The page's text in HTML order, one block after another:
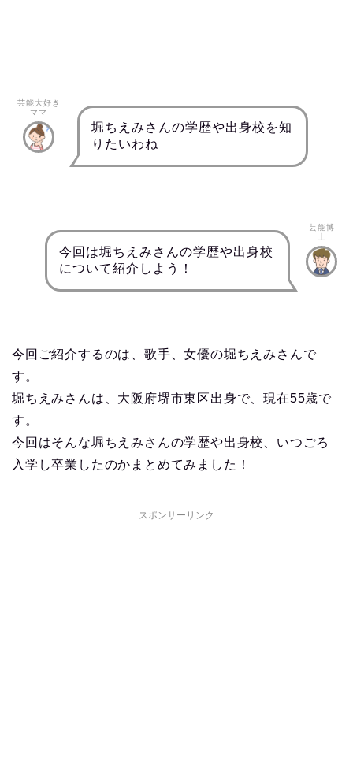
芸能大好き
ママ
堀ちえみさんの学歴や出身校を知
りたいわね
今回は堀ちえみさんの学歴や出身校
について紹介しよう！
芸能博
士
今回ご紹介するのは、歌手、女優の堀ちえみさんで
す。
堀ちえみさんは、大阪府堺市東区出身で、現在55歳で
す。
今回はそんな堀ちえみさんの学歴や出身校、いつごろ
入学し卒業したのかまとめてみました！
スポンサーリンク